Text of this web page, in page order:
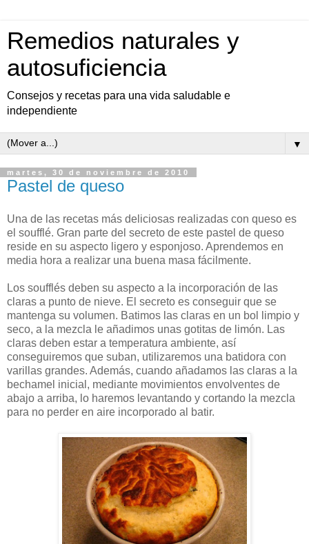
Remedios naturales y
autosuficiencia
Consejos y recetas para una vida saludable e
independiente
▼
martes, 30 de noviembre de 2010
Pastel de queso
Una de las recetas más deliciosas realizadas con queso es
el soufflé. Gran parte del secreto de este pastel de queso
reside en su aspecto ligero y esponjoso. Aprendemos en
media hora a realizar una buena masa fácilmente.
Los soufflés deben su aspecto a la incorporación de las
claras a punto de nieve. El secreto es conseguir que se
mantenga su volumen. Batimos las claras en un bol limpio y
seco, a la mezcla le añadimos unas gotitas de limón. Las
claras deben estar a temperatura ambiente, así
conseguiremos que suban, utilizaremos una batidora con
varillas grandes. Además, cuando añadamos las claras a la
bechamel inicial, mediante movimientos envolventes de
abajo a arriba, lo haremos levantando y cortando la mezcla
para no perder en aire incorporado al batir.